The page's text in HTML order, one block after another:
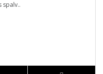
spalv..